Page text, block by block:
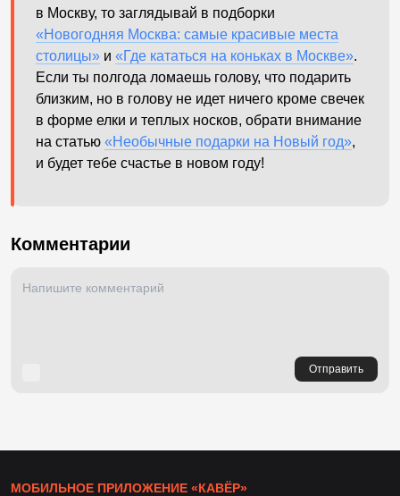
в Москву, то заглядывай в подборки
«Новогодняя Москва: самые красивые места
столицы» и «Где кататься на коньках в Москве».
Если ты полгода ломаешь голову, что подарить
близким, но в голову не идет ничего кроме свечек
в форме елки и теплых носков, обрати внимание
на статью «Необычные подарки на Новый год»,
и будет тебе счастье в новом году!
Комментарии
Отправить
МОБИЛЬНОЕ ПРИЛОЖЕНИЕ «КАВЁР»